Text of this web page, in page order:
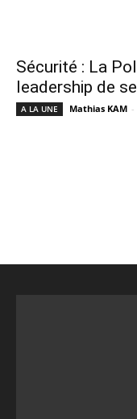
Sécurité : La
leadership de
A LA UNE Mathias KAM -